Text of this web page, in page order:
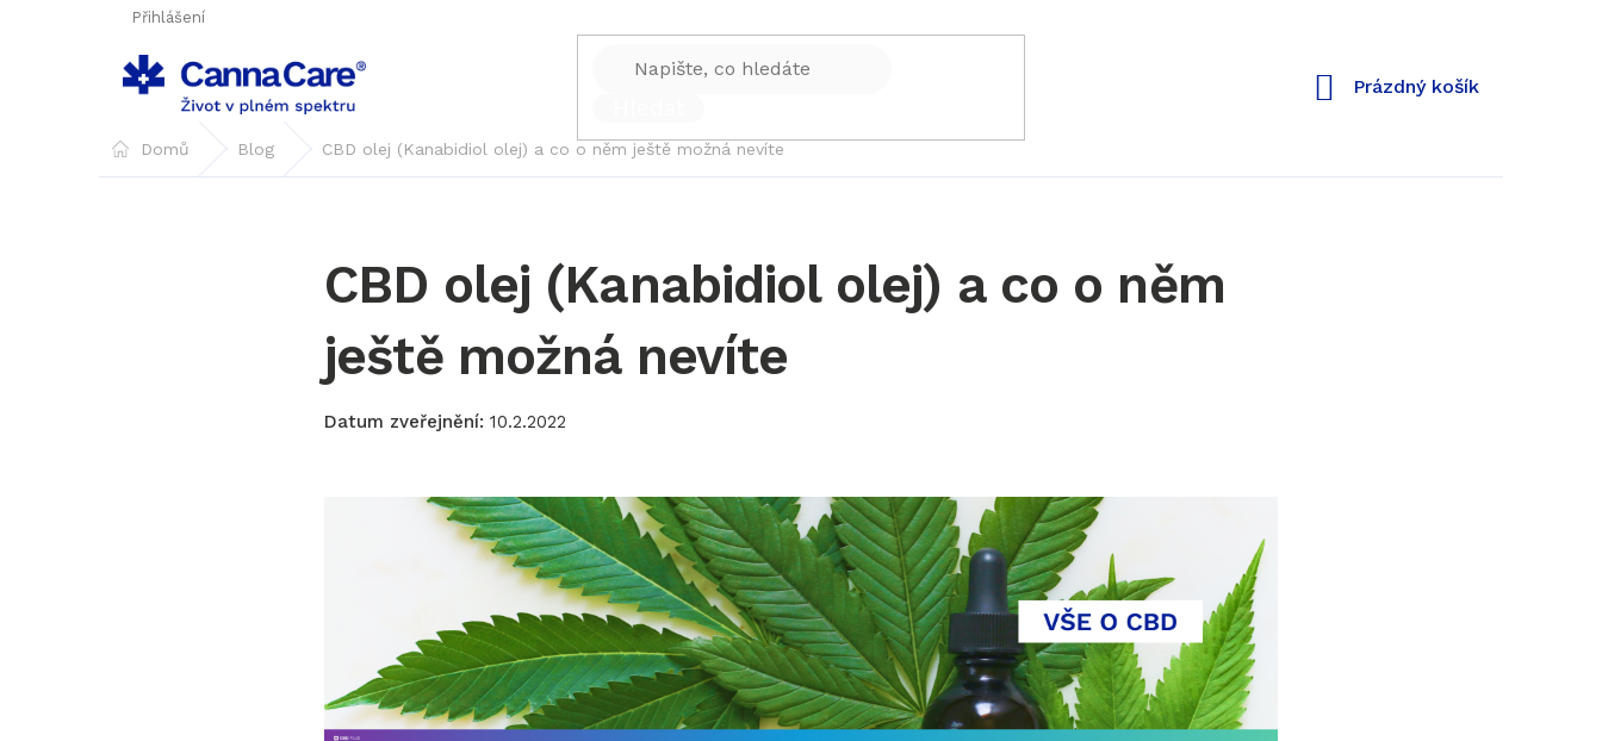
Přihlášení
Nákupní
Prázdný košík
Domů Blog CBD olej (Kanabidiol olej) a co o něm ještě možná nevíte
CBD olej (Kanabidiol olej) a co o něm
ještě možná nevíte
10.2.2022